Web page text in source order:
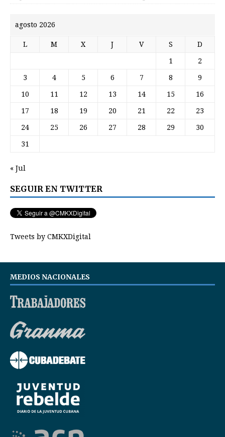
agosto 2026
L M X J V S D
1 2
3 4 5 6 7 8 9
10 11 12 13 14 15 16
17 18 19 20 21 22 23
24 25 26 27 28 29 30
31
« Jul
SEGUIR EN TWITTER
Tweets by CMKXDigital
MEDIOS NACIONALES